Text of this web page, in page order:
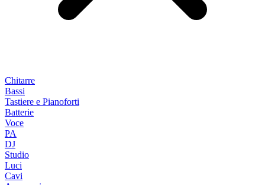
Chitarre
Bassi
Tastiere e Pianoforti
Batterie
Voce
PA
DJ
Studio
Luci
Cavi